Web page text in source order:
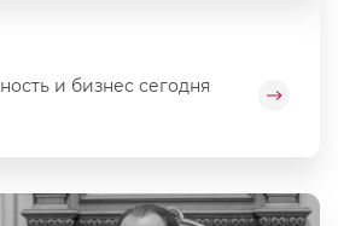
и бизнес сегодня